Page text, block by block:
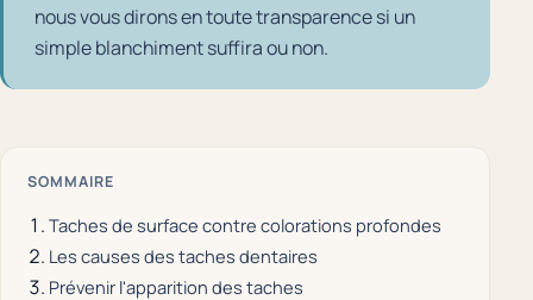
nous vous dirons en toute transparence si un
simple blanchiment suffira ou non.
SOMMAIRE
Taches de surface contre colorations profondes
Les causes des taches dentaires
Prévenir l'apparition des taches